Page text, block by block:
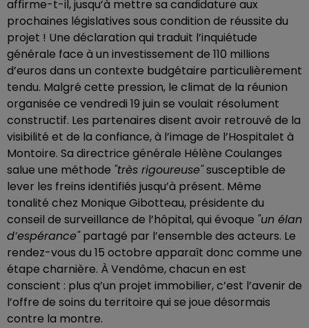
affirme-t-il, jusqu’à mettre sa candidature aux
prochaines législatives sous condition de réussite du
projet ! Une déclaration qui traduit l’inquiétude
générale face à un investissement de 110 millions
d’euros dans un contexte budgétaire particulièrement
tendu. Malgré cette pression, le climat de la réunion
organisée ce vendredi 19 juin se voulait résolument
constructif. Les partenaires disent avoir retrouvé de la
visibilité et de la confiance, à l’image de l’Hospitalet à
Montoire. Sa directrice générale Hélène Coulanges
salue une méthode "très rigoureuse"susceptible de
lever les freins identifiés jusqu’à présent. Même
tonalité chez Monique Gibotteau, présidente du
conseil de surveillance de l’hôpital, qui évoque "un élan
d’espérance"partagé par l’ensemble des acteurs. Le
rendez-vous du 15 octobre apparaît donc comme une
étape charnière. À Vendôme, chacun en est
conscient : plus q’un projet immobilier, c’est l’avenir de
l’offre de soins du territoire qui se joue désormais
contre la montre.